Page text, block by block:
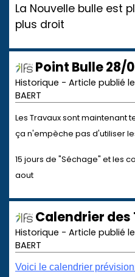
La Nouvelle bulle est
plus droit
Point Bulle 28/
Historique - Article publié
BAERT
Les Travaux sont maintenant
ça n'empèche pas d'utiliser
15 jours de "Séchage" et les
aout
Calendrier des
Historique - Article publié le
BAERT
Voici le calendrier